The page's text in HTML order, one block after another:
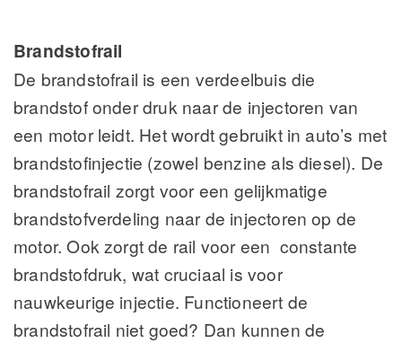
Brandstofrail
De brandstofrail is een verdeelbuis die
brandstof onder druk naar de injectoren van
een motor leidt. Het wordt gebruikt in auto’s met
brandstofinjectie (zowel benzine als diesel). De
brandstofrail zorgt voor een gelijkmatige
brandstofverdeling naar de injectoren op de
motor. Ook zorgt de rail voor een constante
brandstofdruk, wat cruciaal is voor
nauwkeurige injectie. Functioneert de
brandstofrail niet goed? Dan kunnen de